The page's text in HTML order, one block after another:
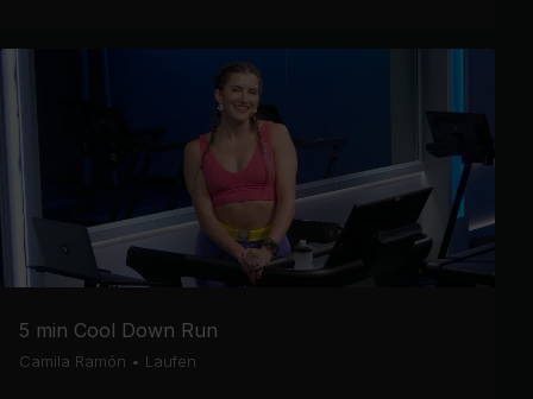
5 min Cool Down Run
Camila Ramón • Laufen